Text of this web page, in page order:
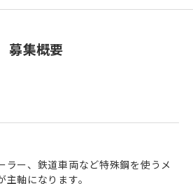
募集概要
ラー、鉄道車両など特殊鋼を使うメ
軸になります。